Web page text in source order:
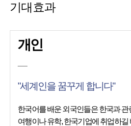
기대효과
개인
"세계인을 꿈꾸게 합니다"
한국어를 배운 외국인들은 한국과 관
여행이나 유학, 한국기업에 취업하길